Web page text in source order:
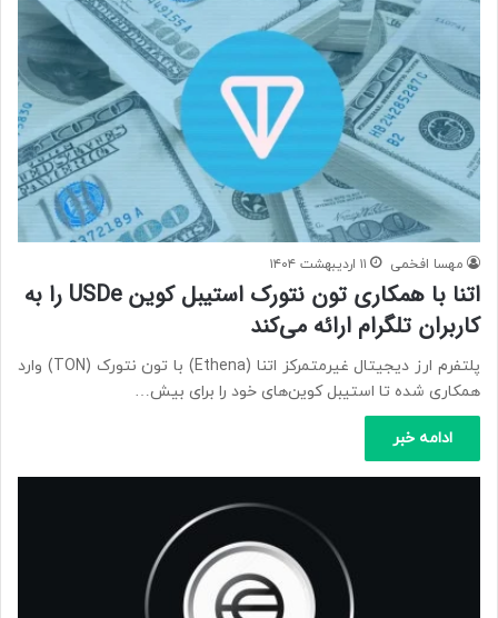
مهسا افخمی ۱۱ اردیبهشت ۱۴۰۴
اتنا با همکاری تون نتورک استیبل کوین USDe را به
کاربران تلگرام ارائه می‌کند
پلتفرم ارز دیجیتال غیرمتمرکز اتنا (Ethena) با تون نتورک (TON) وارد
همکاری شده تا استیبل کوین‌های خود را برای بیش…
ادامه خبر